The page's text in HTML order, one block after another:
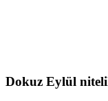
Dokuz Eylül